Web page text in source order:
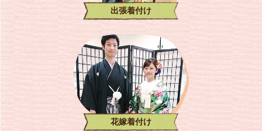
出張着付け
花嫁着付け